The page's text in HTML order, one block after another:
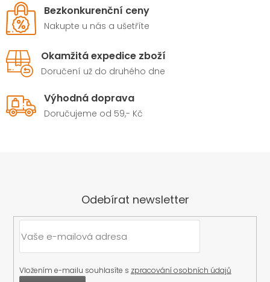
Bezkonkurenční ceny
Nakupte u nás a ušetříte
Okamžitá expedice zboží
Doručení už do druhého dne
Výhodná doprava
Doručujeme od 59,- Kč
Odebírat newsletter
Vložením e-mailu souhlasíte s zpracování osobních údajů